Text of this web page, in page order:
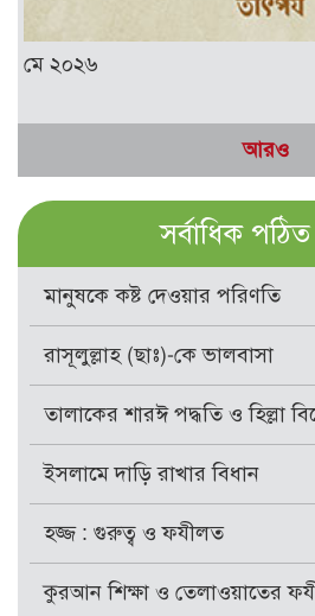
মে ২০২৬
আরও
সর্বাধিক পঠিত
মানুষকে কষ্ট দেওয়ার পরিণতি
রাসূলুল্লাহ (ছাঃ)-কে ভালবাসা
তালাকের শারঈ পদ্ধতি ও হিল্লা
ইসলামে দাড়ি রাখার বিধান
হজ্জ : গুরুত্ব ও ফযীলত
কুরআন শিক্ষা ও তেলাওয়াতের